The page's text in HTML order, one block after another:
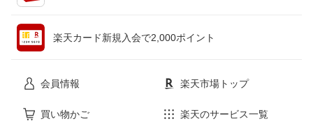
楽天カード新規入会で2,000ポイント
会員情報 楽天市場トップ
買い物かご 楽天のサービス一覧